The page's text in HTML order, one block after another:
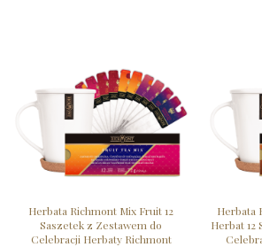
Herbata Richmont Mix Fruit 12
Saszetek z Zestawem do
Celebracji Herbaty Richmont
Herbata
Herbat 12